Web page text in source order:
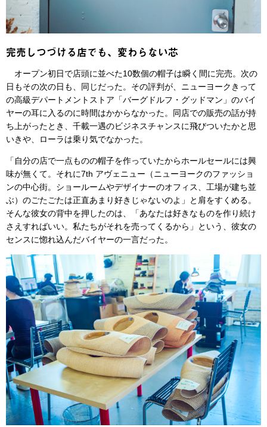
完売しつづける店でも、変わらない芯
オープン初日で店頭に並べた10数個の帽子は瞬く間に完売。次の
日もその次の日も、同じだった。その評判が、ニューヨークきって
の高級デパートメントストア「バーグドルフ・グッドマン」のバイ
ヤーの耳に入るのに時間はかからなかった。同店での販売の話が持
ち上がったとき、千載一遇のビジネスチャンスに飛びついたかと思
いきや、ローラは乗り気でなかった。
「自分の店で一点ものの帽子を作っていたからホールセールには興
味が無くて。それに7th アヴェニュー（ニューヨークのファッショ
ンの中心街。ショールームやデザイナーのオフィス、工場が建ち並
ぶ）のごたごたは正直あまり好きじゃないのよ」と肩をすくめる。
そんな彼女の背中を押したのは、「あなたは好きなものを作り続け
さえすればいい。私たちがそれを売ってくるから」という、彼女の
センスに惚れ込んだバイヤーの一言だった。